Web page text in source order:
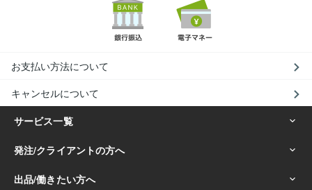
お支払い方法について
キャンセルについて